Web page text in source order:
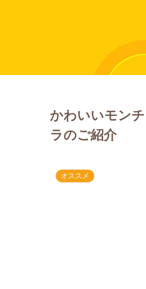
かわいいモン
ラのご紹介
オススメ